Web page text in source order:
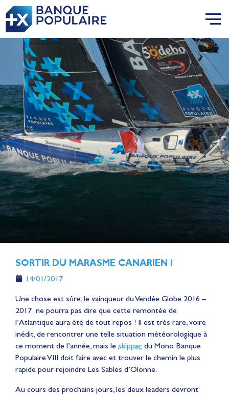
SORTIR DU MARASME CANARIEN !
14/01/2017
Une chose est sûre, le vainqueur du Vendée Globe 2016 –
2017 ne pourra pas dire que cette remontée de
l’Atlantique aura été de tout repos ! Il est très rare, voire
inédit, de rencontrer une telle situation météorologique à
ce moment de l’année, mais le skipper du Mono Banque
Populaire VIII doit faire avec et trouver le chemin le plus
rapide pour rejoindre Les Sables d’Olonne.
Au cours des prochains jours, les deux leaders devront